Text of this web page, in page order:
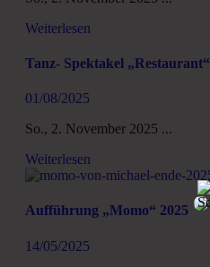
Weiterlesen
Tanz- Spektakel „Restaurant“
01/08/2025
So., 2. November 2025 ...
Weiterlesen
Aufführung „Momo“ 2025
14/05/2025